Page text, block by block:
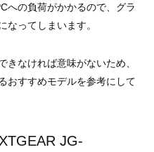
への負荷がかかるので、グラ
なってしまいます。
きなければ意味がないため、
おすすめモデルを参考にして
JG-